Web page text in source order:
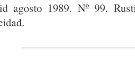
agosto 1989. Nº 99.